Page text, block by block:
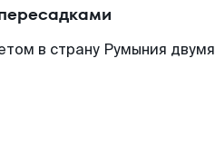
в страну Румыния двумя